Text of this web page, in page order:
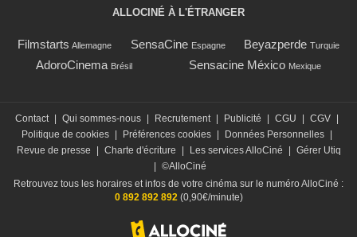
ALLOCINÉ À L'ÉTRANGER
Filmstarts Allemagne SensaCine Espagne Beyazperde Turquie
AdoroCinema Brésil Sensacine México Mexique
Contact Qui sommes-nous Recrutement Publicité CGU CGV
Politique de cookies
Préférences cookies Données Personnelles
Revue de presse
Charte d'écriture Les services AlloCiné
Gérer Utiq
©AlloCiné
Retrouvez tous les horaires et infos de votre cinéma sur le numéro AlloCiné :
0 892 892 892(0,90€/minute)